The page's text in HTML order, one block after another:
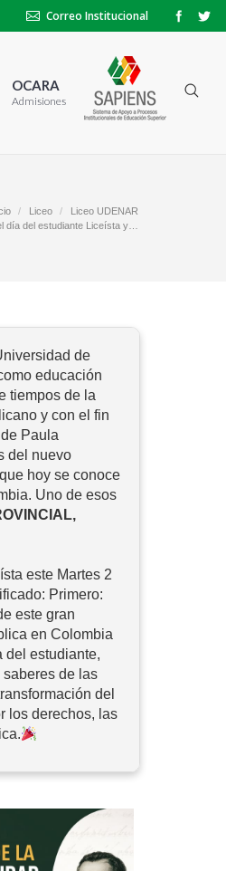
Correo Institucional
OCARA
Admisiones
Liceo
Liceo UDENAR
día del estudiante Liceísta y…
de
educación
tiempos de la
y con el fin
Paula
del nuevo
hoy se conoce
Uno de esos
este Martes 2
Primero:
este gran
en Colombia
del estudiante,
de las
del
los derechos, las